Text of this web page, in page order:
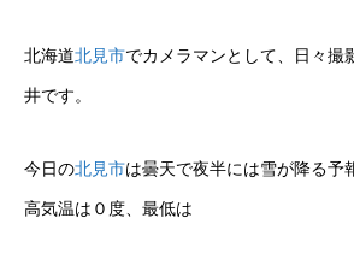
北海道北見市でカメラマンとして、日々撮
井です。
今日の北見市は曇天で夜半には雪が降る予
高気温は０度、最低は